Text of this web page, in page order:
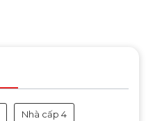
Nhà cấp 4